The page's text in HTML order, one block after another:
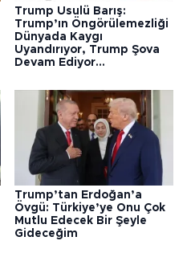
Trump Usulü Barış:
Trump’ın Öngörülemezliği
Dünyada Kaygı
Uyandırıyor, Trump Şova
Devam Ediyor...
Trump’tan Erdoğan’a
Övgü: Türkiye’ye Onu Çok
Mutlu Edecek Bir Şeyle
Gideceğim